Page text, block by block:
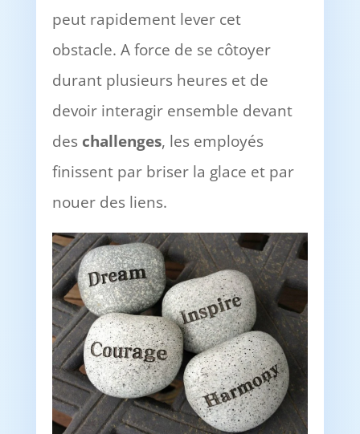
peut rapidement lever cet
obstacle. A force de se côtoyer
durant plusieurs heures et de
devoir interagir ensemble devant
des challenges, les employés
finissent par briser la glace et par
nouer des liens.